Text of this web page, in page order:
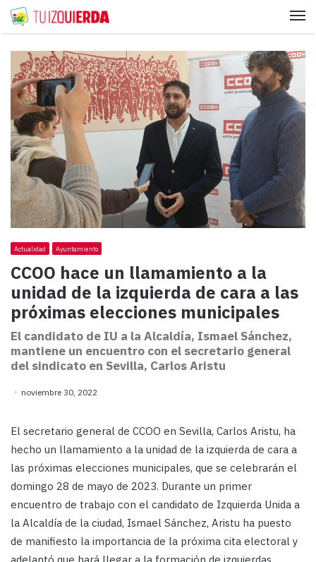
Actualidad Ayuntamiento
CCOO hace un llamamiento a la
unidad de la izquierda de cara a las
próximas elecciones municipales
El candidato de IU a la Alcaldía, Ismael Sánchez,
mantiene un encuentro con el secretario general
del sindicato en Sevilla, Carlos Aristu
noviembre 30, 2022
El secretario general de CCOO en Sevilla, Carlos Aristu, ha
hecho un llamamiento a la unidad de la izquierda de cara a
las próximas elecciones municipales, que se celebrarán el
domingo 28 de mayo de 2023. Durante un primer
encuentro de trabajo con el candidato de Izquierda Unida a
la Alcaldía de la ciudad, Ismael Sánchez, Aristu ha puesto
de manifiesto la importancia de la próxima cita electoral y